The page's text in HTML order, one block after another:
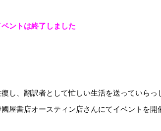
ベントは終了しました
し、翻訳者として忙しい生活を送っていら
屋書店オースティン店さんにてイベントを